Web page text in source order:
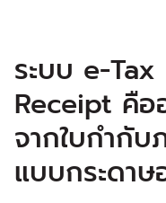
ระบบ e-
Receipt คือ
จากใบกำกับ
แบบกระดาษ